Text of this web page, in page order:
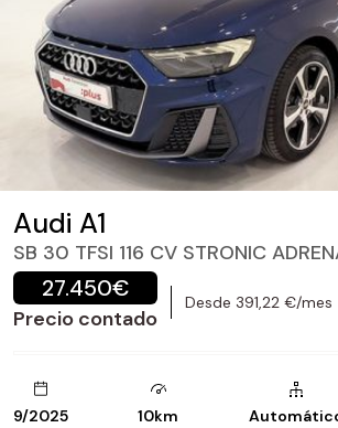
Audi A1
SB 30 TFSI 116 CV STRONIC
27.450€
Precio contado
Desde 391,22 €/mes
9/2025 10km